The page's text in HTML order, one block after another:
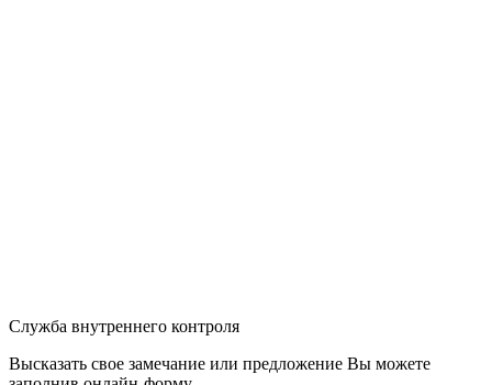
Служба внутреннего контроля
Высказать свое замечание или предложение Вы можете